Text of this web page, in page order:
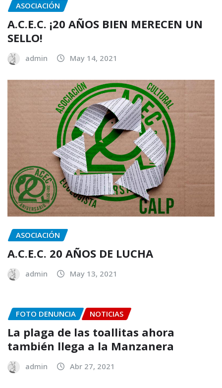
ASOCIACIÓN
A.C.E.C. ¡20 AÑOS BIEN MERECEN UN
SELLO!
admin May 14, 2021
ASOCIACIÓN
A.C.E.C. 20 AÑOS DE LUCHA
admin May 13, 2021
FOTO DENUNCIA NOTICIAS
La plaga de las toallitas ahora
también llega a la Manzanera
admin Abr 27, 2021